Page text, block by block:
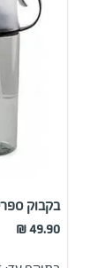
49.90 ₪